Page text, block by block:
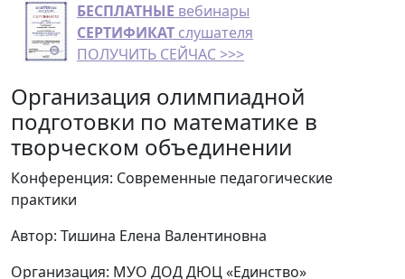
БЕСПЛАТНЫЕ вебинары
СЕРТИФИКАТ слушателя
ПОЛУЧИТЬ СЕЙЧАС >>>
Организация олимпиадной
подготовки по математике в
творческом объединении
Конференция: Современные педагогические
практики
Автор: Тишина Елена Валентиновна
Организация: МУО ДОД ДЮЦ «Единство»